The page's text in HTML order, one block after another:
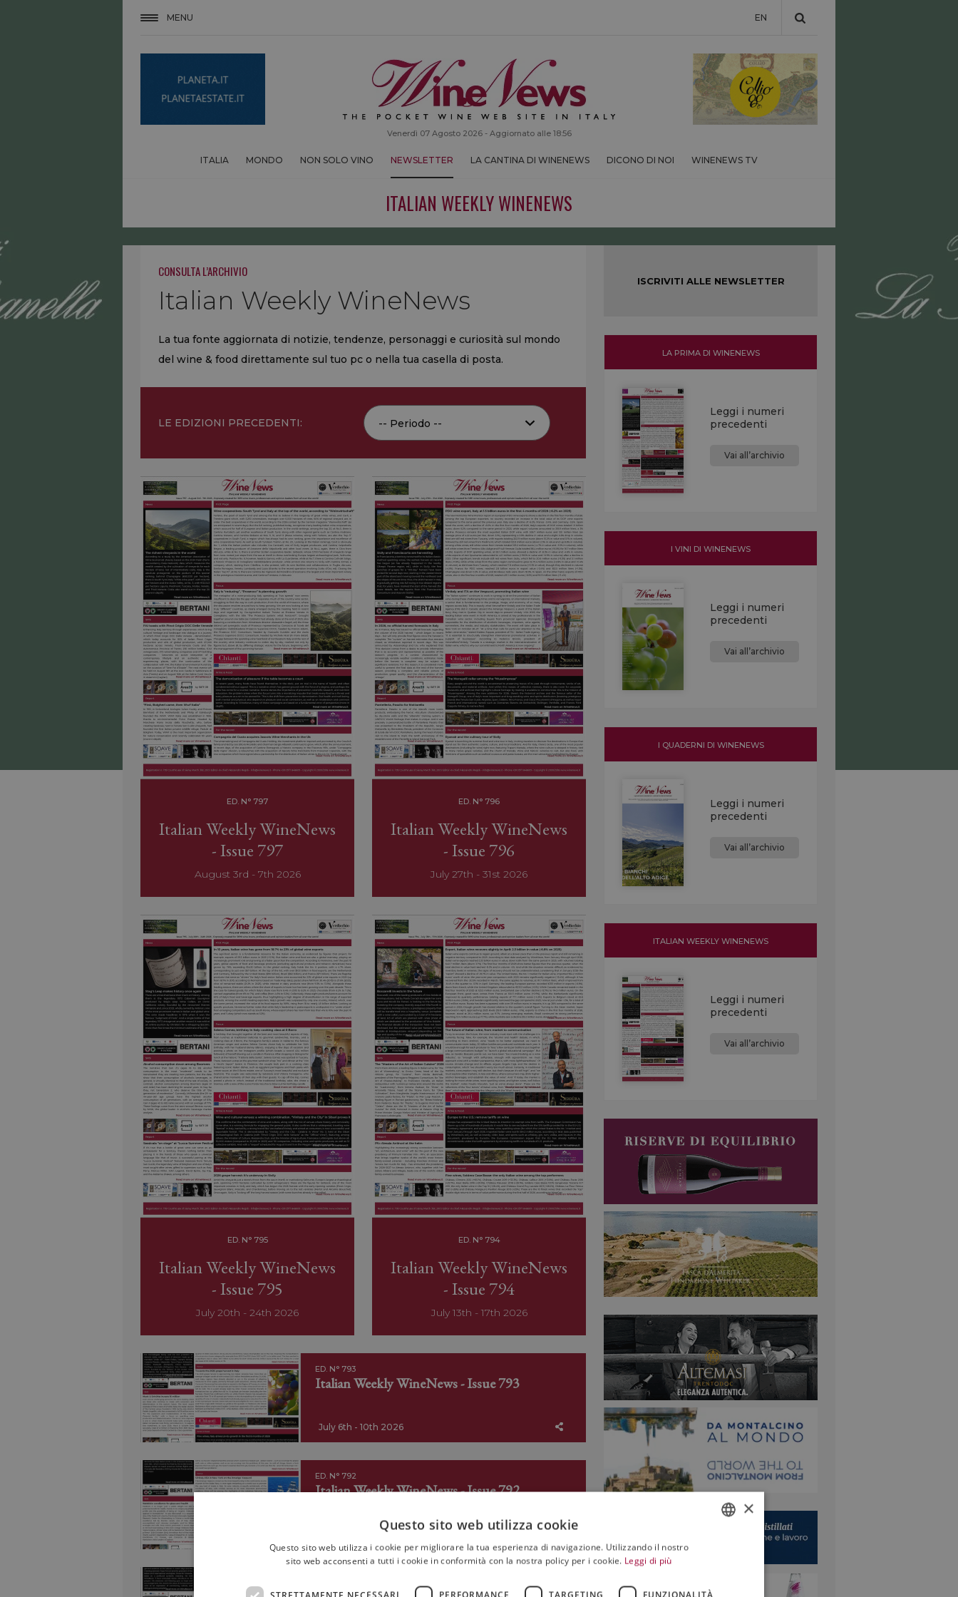
MENU EN
Venerdì 07 Agosto 2026 - Aggiornato alle 18:56
ITALIA MONDO NON SOLO VINO NEWSLETTER LA CANTINA DI WINENEWS DICONO DI NOI WINENEWS TV
ITALIAN WEEKLY WINENEWS
CONSULTA L’ARCHIVIO
Italian Weekly WineNews
La tua fonte aggiornata di notizie, tendenze, personaggi e curiosità sul mondo
del wine & food direttamente sul tuo pc o nella tua casella di posta.
LE EDIZIONI PRECEDENTI:
ED. N° 797
Italian Weekly WineNews
- Issue 797
August 3rd - 7th 2026
ED. N° 796
Italian Weekly WineNews
- Issue 796
July 27th - 31st 2026
ED. N° 795
Italian Weekly WineNews
- Issue 795
July 20th - 24th 2026
ED. N° 794
Italian Weekly WineNews
- Issue 794
July 13th - 17th 2026
ED. N° 793
Italian Weekly WineNews - Issue 793
July 6th - 10th 2026
ED. N° 792
Italian Weekly WineNews - Issue 792
June 29th - July 3rd 2026
ISCRIVITI ALLE NEWSLETTER
LA PRIMA DI WINENEWS
Leggi i numeri
precedenti
Vai all’archivio
I VINI DI WINENEWS
Leggi i numeri
precedenti
Vai all’archivio
I QUADERNI DI WINENEWS
Leggi i numeri
precedenti
Vai all’archivio
ITALIAN WEEKLY WINENEWS
Leggi i numeri
precedenti
Vai all’archivio
×
Questo sito web utilizza cookie
Questo sito web utilizza i cookie per migliorare la tua esperienza di navigazione. Utilizzando il nostro
sito web acconsenti a tutti i cookie in conformità con la nostra policy per i cookie. Leggi di più
STRETTAMENTE NECESSARI PERFORMANCE TARGETING FUNZIONALITÀ